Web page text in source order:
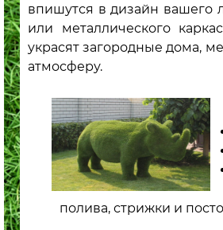
впишутся в дизайн вашего
или металлического
украсят загородные дома,
атмосферу.
полива, стрижки и